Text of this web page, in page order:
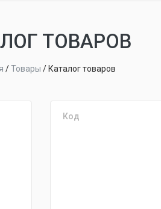
ТОВАРОВ
/Товары / Каталог товаров
Код